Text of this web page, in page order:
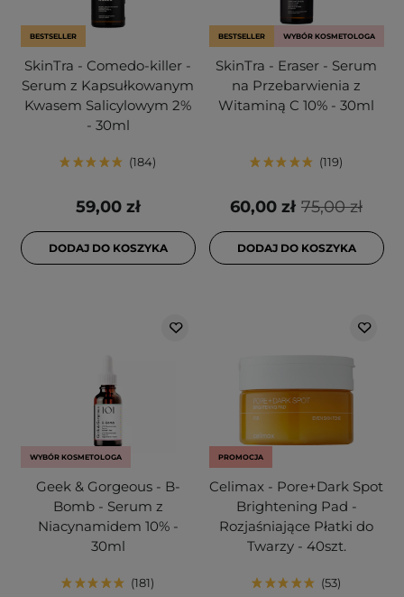
BESTSELLER
SkinTra - Comedo-killer -
Serum z Kapsułkowanym
Kwasem Salicylowym 2%
- 30ml
184
59,00 zł
DODAJ DO KOSZYKA
BESTSELLER WYBÓR KOSMETOLOGA
SkinTra - Eraser - Serum
na Przebarwienia z
Witaminą C 10% - 30ml
119
75,00 zł
60,00 zł
DODAJ DO KOSZYKA
WYBÓR KOSMETOLOGA
Geek & Gorgeous - B-
Bomb - Serum z
Niacynamidem 10% -
30ml
181
PROMOCJA
Celimax - Pore+Dark Spot
Brightening Pad -
Rozjaśniające Płatki do
Twarzy - 40szt.
53